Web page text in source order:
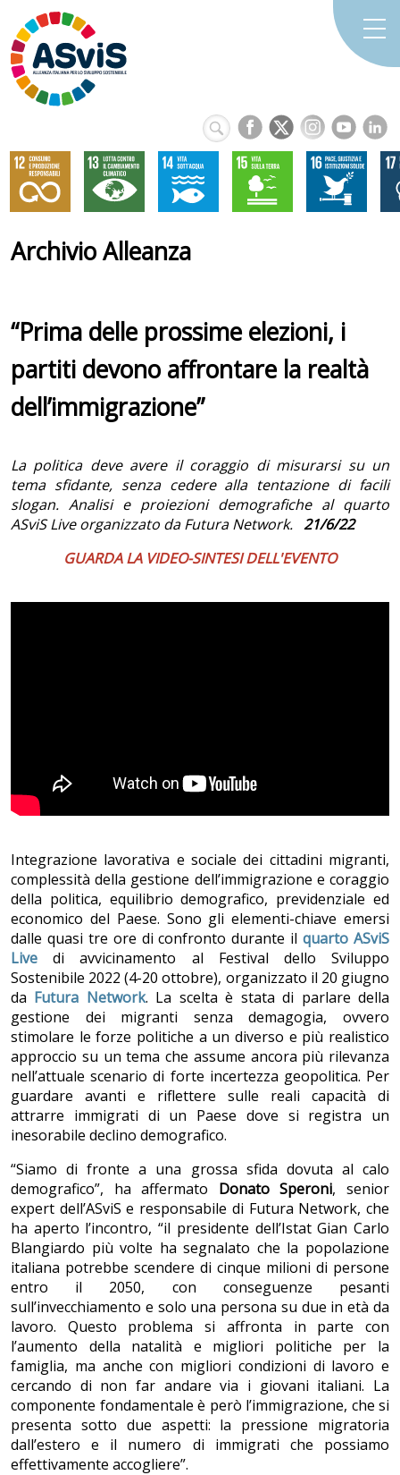
Archivio Alleanza
“Prima delle prossime elezioni, i
partiti devono affrontare la realtà
dell’immigrazione”
La politica deve avere il coraggio di misurarsi su un
tema sfidante, senza cedere alla tentazione di facili
slogan. Analisi e proiezioni demografiche al quarto
ASviS Live organizzato da Futura Network. 21/6/22
GUARDA LA VIDEO-SINTESI DELL'EVENTO
Integrazione lavorativa e sociale dei cittadini migranti,
complessità della gestione dell’immigrazione e coraggio
della politica, equilibrio demografico, previdenziale ed
economico del Paese. Sono gli elementi-chiave emersi
dalle quasi tre ore di confronto durante ilquarto ASviS
Live di avvicinamento al Festival dello Sviluppo
Sostenibile 2022 (4-20 ottobre), organizzato il 20 giugno
da Futura Network. La scelta è stata di parlare della
gestione dei migranti senza demagogia, ovvero
stimolare le forze politiche a un diverso e più realistico
approccio su un tema che assume ancora più rilevanza
nell’attuale scenario di forte incertezza geopolitica. Per
guardare avanti e riflettere sulle reali capacità di
attrarre immigrati di un Paese dove si registra un
inesorabile declino demografico.
“Siamo di fronte a una grossa sfida dovuta al calo
demografico”, ha affermato Donato Speroni, senior
expert dell’ASviS e responsabile di Futura Network, che
ha aperto l’incontro, “il presidente dell’Istat Gian Carlo
Blangiardo più volte ha segnalato che la popolazione
italiana potrebbe scendere di cinque milioni di persone
entro il 2050, con conseguenze pesanti
sull’invecchiamento e solo una persona su due in età da
lavoro. Questo problema si affronta in parte con
l’aumento della natalità e migliori politiche per la
famiglia, ma anche con migliori condizioni di lavoro e
cercando di non far andare via i giovani italiani. La
componente fondamentale è però l’immigrazione, che si
presenta sotto due aspetti: la pressione migratoria
dall’estero e il numero di immigrati che possiamo
effettivamente accogliere”.